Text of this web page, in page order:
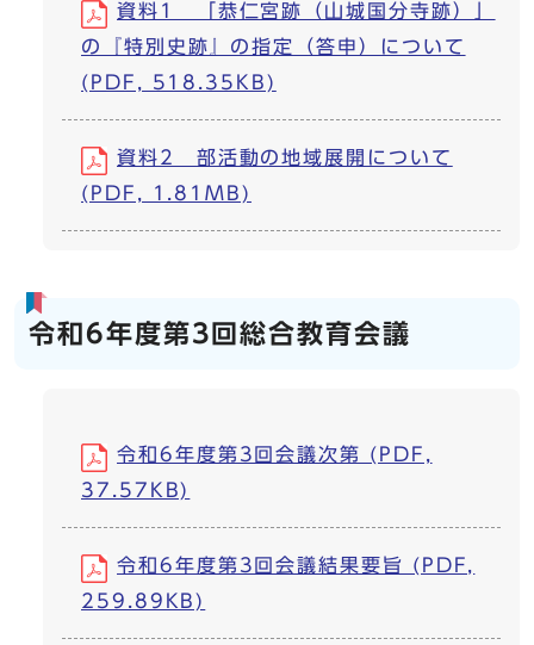
資料1 「恭仁宮跡（山城国分寺跡）」
の『特別史跡』の指定（答申）について
(PDF, 518.35KB)
資料2 部活動の地域展開について
(PDF, 1.81MB)
令和6年度第3回総合教育会議
令和6年度第3回会議次第 (PDF,
37.57KB)
令和6年度第3回会議結果要旨 (PDF,
259.89KB)